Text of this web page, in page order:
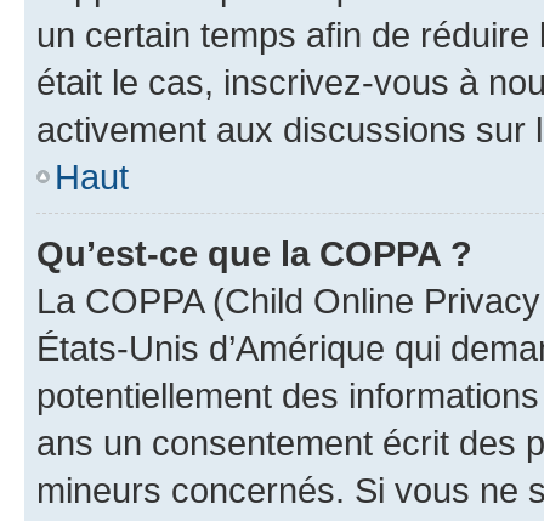
un certain temps afin de
était le cas, inscrivez-vous à
activement aux discussions sur
Haut
Qu’est-ce que la COPPA ?
La COPPA (Child Online
États-Unis d’Amérique qui
potentiellement des
ans un consentement écrit des
mineurs concernés. Si vous ne